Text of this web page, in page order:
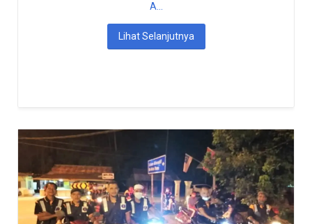
A...
Lihat Selanjutnya